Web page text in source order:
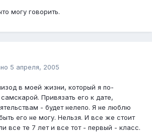
могу говорить.
5 апреля, 2005
в моей жизни, который я по-
Привязать его к дате,
- будет нелепо. Я не люблю
его не могу. Нельзя. И все же стоит
все те 7 лет и все тот - первый - класс.